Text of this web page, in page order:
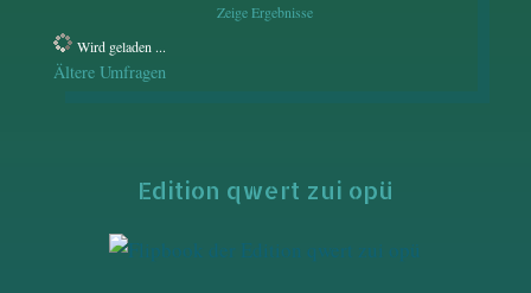
Zeige Ergebnisse
Wird geladen ...
Ältere Umfragen
Edition qwert zui opü